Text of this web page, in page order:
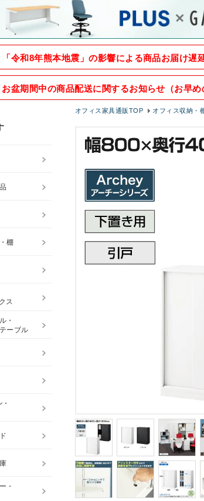
「令和8年熊本地震」の影響による商品お届け遅
お盆期間中の商品配送に関するお知らせ（お早め
オフィス家具通販TOP オフィス収納・
棚
ス
・
ーブル
・